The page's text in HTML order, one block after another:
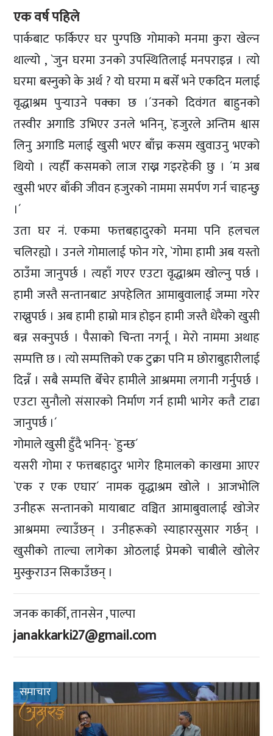
एक वर्ष पहिले
पार्कबाट फर्किएर घर पुग्पछि गोमाको मनमा कुरा खेल्न
थाल्यो , `जुन घरमा उनको उपस्थितिलाई मनपराइन्न । त्यो
घरमा बस्नुको के अर्थ ? यो घरमा म बसेँ भने एकदिन मलाई
वृद्धाश्रम पुर्‍याउने पक्का छ ।´उनको दिवंगत बाहुनको
तस्वीर अगाडि उभिएर उनले भनिन्, `हजुरले अन्तिम श्वास
लिनु अगाडि मलाई खुसी भएर बाँच्न कसम खुवाउनु भएको
थियो । त्यहीँ कसमको लाज राख्न गइरहेकी छु । ´म अब
खुसी भएर बाँकी जीवन हजुरको नाममा समर्पण गर्न चाहन्छु
।´
उता घर नं. एकमा फत्तबहादुरको मनमा पनि हलचल
चलिरह्यो । उनले गोमालाई फोन गरे, `गोमा हामी अब यस्तो
ठाउँमा जानुपर्छ । त्यहाँ गएर एउटा वृद्धाश्रम खोल्नु पर्छ ।
हामी जस्तै सन्तानबाट अपहेलित आमाबुवालाई जम्मा गरेर
राख्नुपर्छ । अब हामी हाम्रो मात्र होइन हामी जस्तै धेरैको खुसी
बन्न सक्नुपर्छ । पैसाको चिन्ता नगर्नू । मेरो नाममा अथाह
सम्पत्ति छ । त्यो सम्पत्तिको एक टुक्रा पनि म छोराबुहारीलाई
दिन्नँ । सबै सम्पत्ति बेँचेर हामीले आश्रममा लगानी गर्नुपर्छ ।
एउटा सुनौलो संसारको निर्माण गर्न हामी भागेर कतै टाढा
जानुपर्छ ।´
गोमाले खुसी हुँदै भनिन्- `हुन्छ´
यसरी गोमा र फत्तबहादुर भागेर हिमालको काखमा आएर
`एक र एक एघार´ नामक वृद्धाश्रम खोले । आजभोलि
उनीहरू सन्तानको मायाबाट वञ्चित आमाबुवालाई खोजेर
आश्रममा ल्याउँछन् । उनीहरूको स्याहारसुसार गर्छन् ।
खुसीको ताल्चा लागेका ओठलाई प्रेमको चाबीले खोलेर
मुस्कुराउन सिकाउँछन् ।
जनक कार्की, तानसेन , पाल्पा
janakkarki27@gmail.com
समाचार